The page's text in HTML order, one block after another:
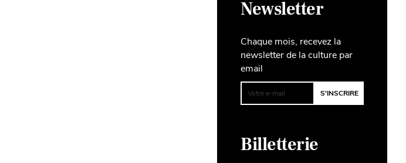
Newsletter
Chaque mois, recevez la
newsletter de la culture par
email
Billetterie